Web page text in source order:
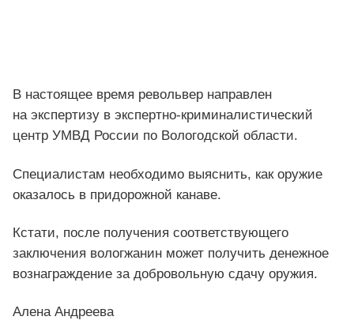
В настоящее время револьвер направлен
на экспертизу в экспертно-криминалистический
центр УМВД России по Вологодской области.
Специалистам необходимо выяснить, как оружие
оказалось в придорожной канаве.
Кстати, после получения соответствующего
заключения вологжанин может получить денежное
вознаграждение за добровольную сдачу оружия.
Алена Андреева